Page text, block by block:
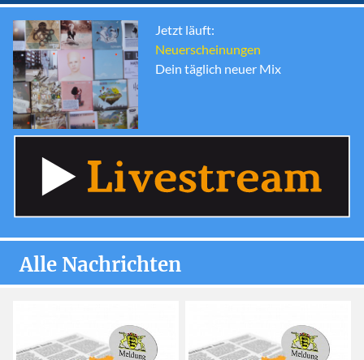
Jetzt läuft:
Neuerscheinungen
Dein täglich neuer Mix
Alle Nachrichten